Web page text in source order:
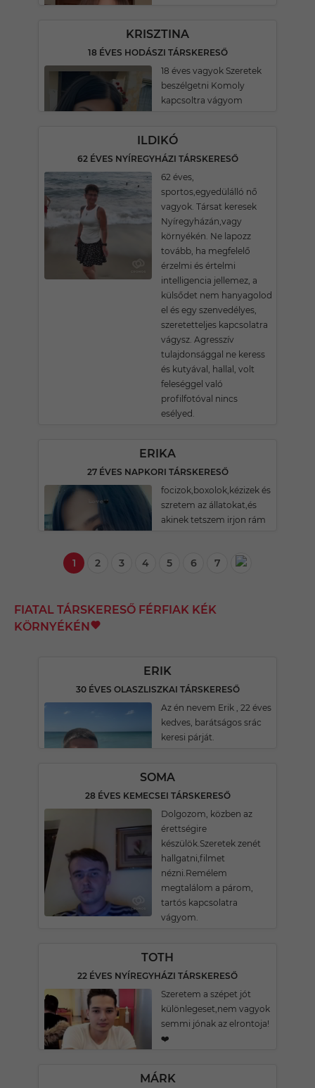
KRISZTINA
18 ÉVES HODÁSZI TÁRSKERESŐ
18 éves vagyok Szeretek
beszélgetni Komoly
kapcsoltra vágyom
ILDIKÓ
62 ÉVES NYÍREGYHÁZI TÁRSKERESŐ
62 éves,
sportos,egyedülálló nő
vagyok. Társat keresek
Nyíregyházán,vagy
környékén. Ne lapozz
tovább, ha megfelelő
érzelmi és értelmi
intelligencia jellemez, a
külsődet nem hanyagolod
el és egy szenvedélyes,
szeretetteljes kapcsolatra
vágysz. Agresszív
tulajdonsággal ne keress
és kutyával, hallal, volt
feleséggel való
profilfotóval nincs
esélyed.
ERIKA
27 ÉVES NAPKORI TÁRSKERESŐ
focizok,boxolok,kézizek és
szretem az állatokat,és
akinek tetszem irjon rám
1 2 3 4 5 6 7
FIATAL TÁRSKERESŐ FÉRFIAK KÉK
KÖRNYÉKÉN
ERIK
30 ÉVES OLASZLISZKAI TÁRSKERESŐ
Az én nevem Erik , 22 éves
kedves, barátságos srác
keresi párját.
SOMA
28 ÉVES KEMECSEI TÁRSKERESŐ
Dolgozom, közben az
érettségire
készülök.Szeretek zenét
hallgatni,filmet
nézni.Remélem
megtalálom a párom,
tartós kapcsolatra
vágyom.
TOTH
22 ÉVES NYÍREGYHÁZI TÁRSKERESŐ
Szeretem a szépet jót
különlegeset,nem vagyok
semmi jónak az elrontoja!
❤️
MÁRK